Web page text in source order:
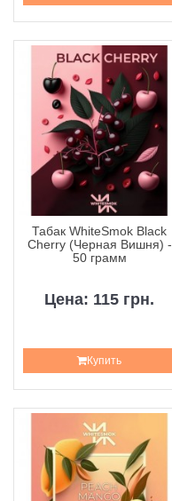
Табак WhiteSmok Black
Cherry (Черная Вишня) -
50 грамм
Цена: 115 грн.
Купить